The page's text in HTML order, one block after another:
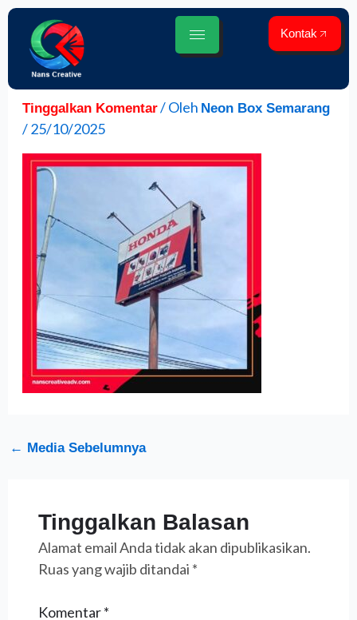
Lewati
konten
Kontak
Tinggalkan Komentar/ Oleh Neon Box Semarang
/25/10/2025
← Media Sebelumnya
Tinggalkan Balasan
Alamat email Anda tidak akan dipublikasikan.
Ruas yang wajib ditandai *
Komentar*